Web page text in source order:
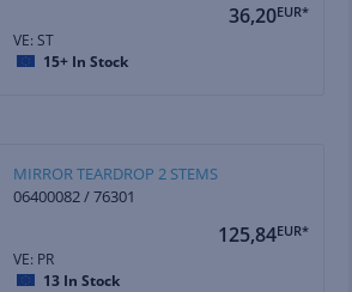
36,20EUR*
VE: ST
15+ In Stock
MIRROR TEARDROP 2 STEMS
06400082 / 76301
125,84EUR*
VE: PR
13 In Stock